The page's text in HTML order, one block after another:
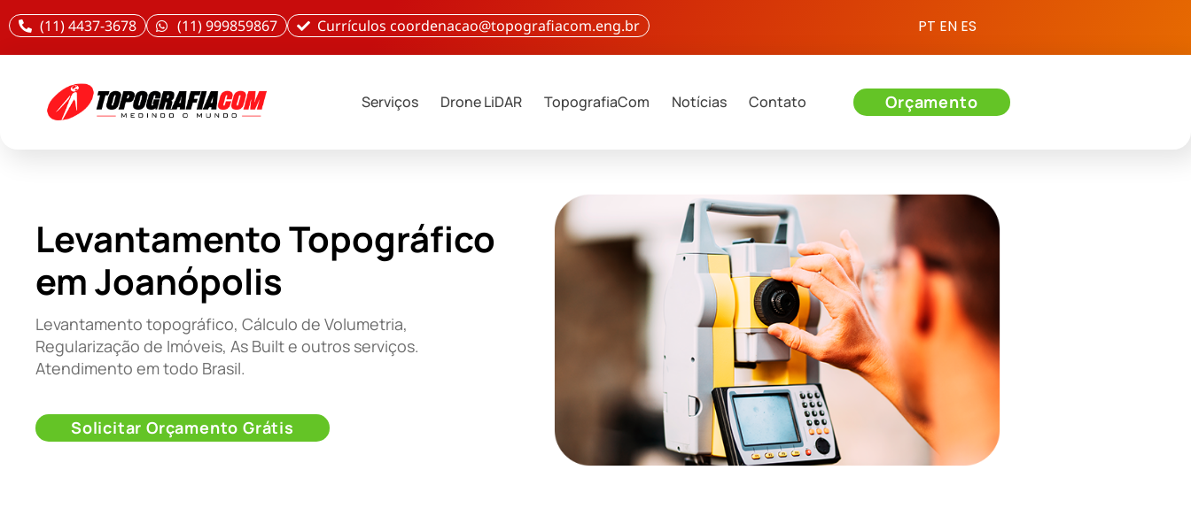
(11) 4437-3678 (11) 999859867 Currículos coordenacao@topografiacom.eng.br PT EN ES
Serviços Drone LiDAR TopografiaCom Notícias Contato Orçamento
Levantamento Topográfico
em Joanópolis
Levantamento topográfico, Cálculo de Volumetria,
Regularização de Imóveis, As Built e outros serviços.
Atendimento em todo Brasil.
Solicitar Orçamento Grátis